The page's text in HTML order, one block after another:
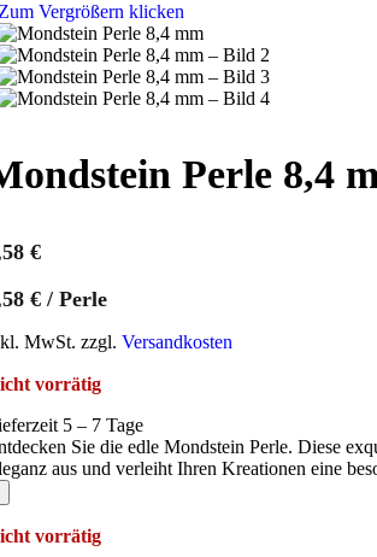
Vergrößern klicken
Perle 8,4
€
€ / Perle
MwSt. zzgl. Versandkosten
vorrätig
5 – 7 Tage
Sie die edle Mondstein Perle. Diese
aus und verleiht Ihren Kreationen eine
vorrätig